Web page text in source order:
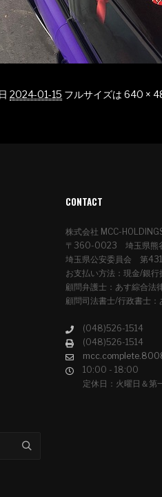
2024-01-15 フルサイズは 640 ×
CONTACT
株式会社 MCC-
〒360-0023 埼玉県熊
埼玉県公安委員会 第
お支払い方法：現金/銀
顧問弁護士：あす綜合法
顧問司法書士/行政書士
(048)526-1514
(048)526-1514
10:00 - 18:00
定休日：火曜日＆